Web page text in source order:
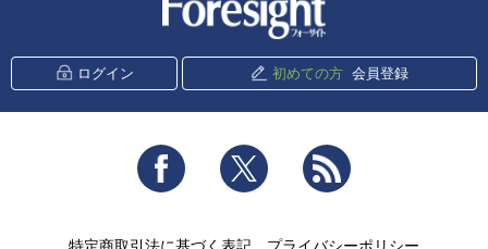
ログイン 初めての方 会員登録
Facebook Twitter
特定商取引法に基づく表記 プライバシーポリシー